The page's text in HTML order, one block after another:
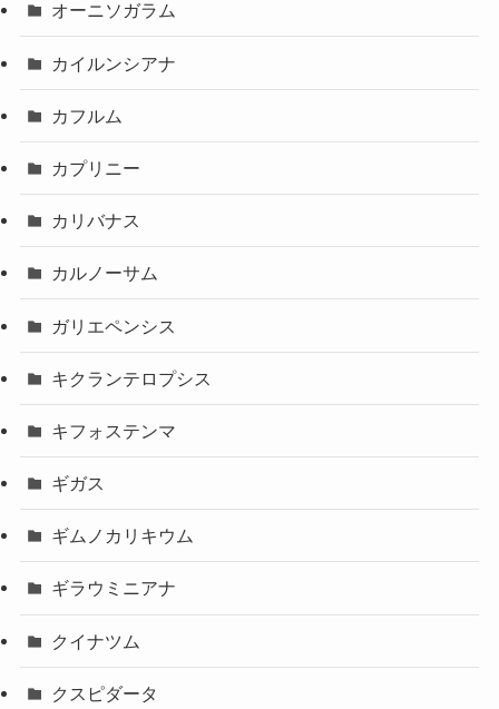
オーニソガラム
カイルンシアナ
カフルム
カプリニー
カリバナス
カルノーサム
ガリエペンシス
キクランテロプシス
キフォステンマ
ギガス
ギムノカリキウム
ギラウミニアナ
クイナツム
クスピダータ